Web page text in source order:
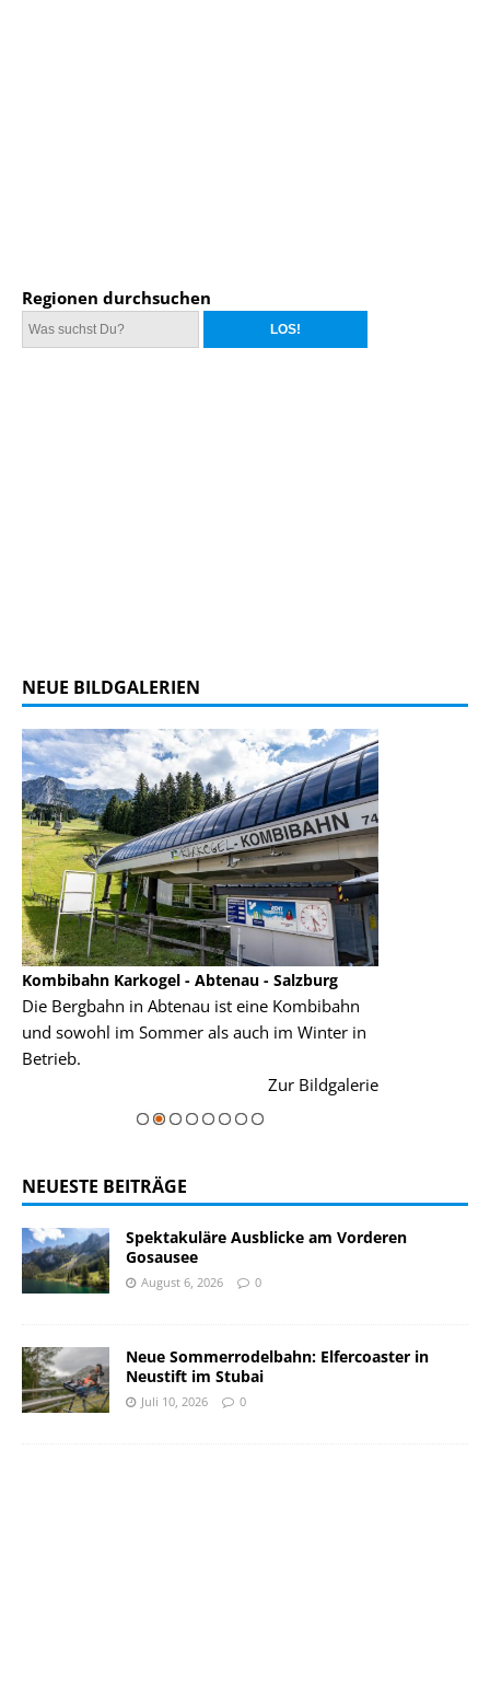
Regionen durchsuchen
NEUE BILDGALERIEN
Kombibahn Karkogel - Abtenau - Salzburg
Die Bergbahn in Abtenau ist eine Kombibahn
und sowohl im Sommer als auch im Winter in
Betrieb.
Zur Bildgalerie
NEUESTE BEITRÄGE
Spektakuläre Ausblicke am Vorderen
Gosausee
August 6, 2026 0
Neue Sommerrodelbahn: Elfercoaster in
Neustift im Stubai
Juli 10, 2026 0